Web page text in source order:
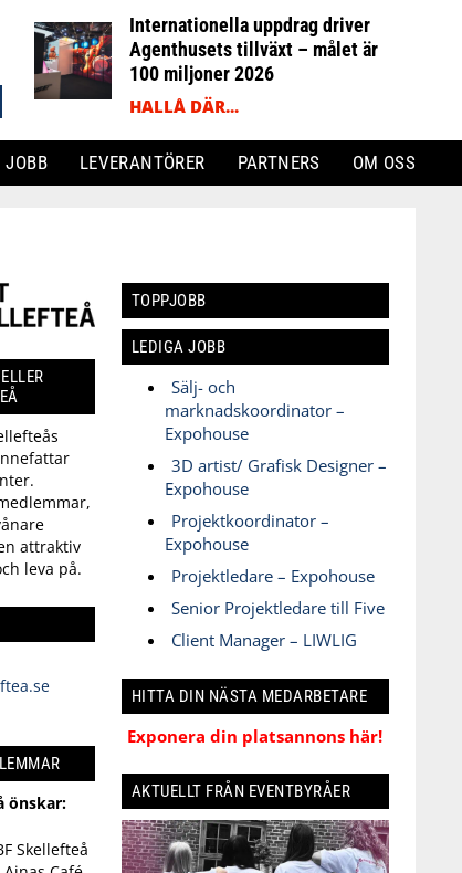
Internationella uppdrag driver
Agenthusets tillväxt – målet är
100 miljoner 2026
HALLÅ DÄR...
JOBB LEVERANTÖRER PARTNERS OM OSS
attraktiv
leva på.
önskar:
Skellefteå
TOPPJOBB
LEDIGA JOBB
Sälj- och
marknadskoordinator –
Expohouse
3D artist/ Grafisk Designer –
Expohouse
Projektkoordinator –
Expohouse
Projektledare – Expohouse
Senior Projektledare till Five
Client Manager – LIWLIG
HITTA DIN NÄSTA MEDARBETARE
Exponera din platsannons här!
AKTUELLT FRÅN EVENTBYRÅER